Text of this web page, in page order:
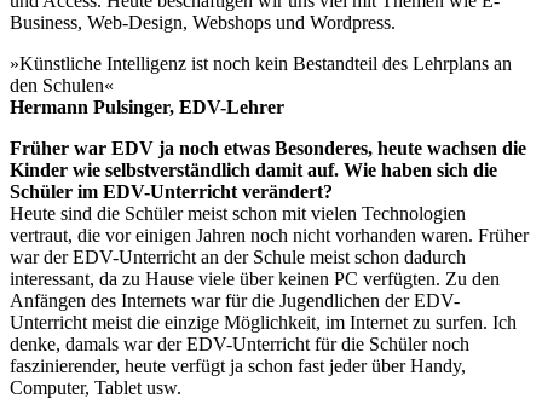
Business, Web-Design, Webshops und Wordpress.
»Künstliche Intelligenz ist noch kein Bestandteil des Lehrplans an
den Schulen«
Hermann Pulsinger, EDV-Lehrer
Früher war EDV ja noch etwas Besonderes, heute wachsen die
Kinder wie selbstverständlich damit auf. Wie haben sich die
Schüler im EDV-Unterricht verändert?
Heute sind die Schüler meist schon mit vielen Technologien
vertraut, die vor einigen Jahren noch nicht vorhanden waren. Früher
war der EDV-Unterricht an der Schule meist schon dadurch
interessant, da zu Hause viele über keinen PC verfügten. Zu den
Anfängen des Internets war für die Jugendlichen der EDV-
Unterricht meist die einzige Möglichkeit, im Internet zu surfen. Ich
denke, damals war der EDV-Unterricht für die Schüler noch
faszinierender, heute verfügt ja schon fast jeder über Handy,
Computer, Tablet usw.